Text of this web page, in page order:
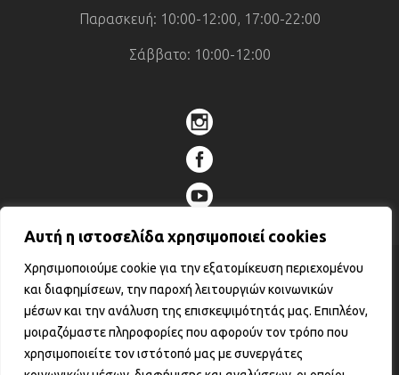
Αυτή η ιστοσελίδα χρησιμοποιεί cookies
Χρησιμοποιούμε cookie για την εξατομίκευση περιεχομένου
και διαφημίσεων, την παροχή λειτουργιών κοινωνικών
μέσων και την ανάλυση της επισκεψιμότητάς μας. Επιπλέον,
μοιραζόμαστε πληροφορίες που αφορούν τον τρόπο που
χρησιμοποιείτε τον ιστότοπό μας με συνεργάτες
Παρασκευή: 10:00-12:00, 17:00-22:00
Σάββατο: 10:00-12:00
© 2026 Fortness Krav Maga – Όλα τα
Δικαιώματα Προστατεύονται. • Αριθμός
Γ.Ε.ΜΗ. : 161163403000
Κατασκεύαστηκε από τηνGATE Digital